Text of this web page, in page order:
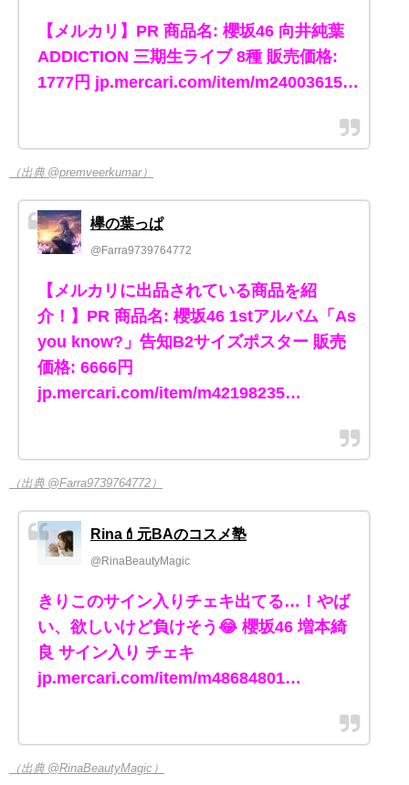
【メルカリ】PR 商品名: 櫻坂46 向井純葉
ADDICTION 三期生ライブ 8種 販売価格:
1777円 jp.mercari.com/item/m24003615…
（出典 @premveerkumar）
欅の葉っぱ
@Farra9739764772
【メルカリに出品されている商品を紹
介！】PR 商品名: 櫻坂46 1stアルバム「As
you know?」告知B2サイズポスター 販売
価格: 6666円
jp.mercari.com/item/m42198235…
（出典 @Farra9739764772）
Rina💄元BAのコスメ塾
@RinaBeautyMagic
きりこのサイン入りチェキ出てる…！やば
い、欲しいけど負けそう😂 櫻坂46 増本綺
良 サイン入り チェキ
jp.mercari.com/item/m48684801…
（出典 @RinaBeautyMagic）